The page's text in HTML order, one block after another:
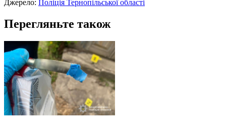
Джерело: Поліція Тернопільської області
Перегляньте також